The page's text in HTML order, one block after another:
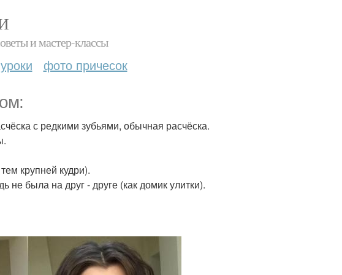
и мастер-классы
уроки фото причесок
с редкими зубьями, обычная расчёска.
крупней кудри).
не была на друг - друге (как домик улитки).